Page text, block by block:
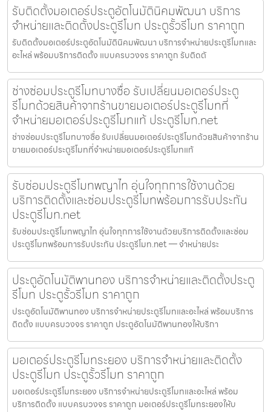
รับติดตั้งมอเตอร์ประตูอัตโนมัตินิคมพัฒนา บริการ
จำหน่ายและติดตั้งประตูรีโมท ประตูรั้วรีโมท ราคาถูก
รับติดตั้งมอเตอร์ประตูอัตโนมัตินิคมพัฒนา บริการจำหน่ายประตูรีโมทและ
อะไหล่ พร้อมบริการติดตั้ง แบบครบวงจร ราคาถูก รับติดตั
ช่างซ่อมประตูรีโมทบางซื่อ รับเปลี่ยนมอเตอร์ประตู
รีโมทด้วยสินค้าจากร้านขายมอเตอร์ประตูรีโมทที่
จำหน่ายมอเตอร์ประตูรีโมทแท้ ประตูรีโมท.net
ช่างซ่อมประตูรีโมทบางซื่อ รับเปลี่ยนมอเตอร์ประตูรีโมทด้วยสินค้าจากร้าน
ขายมอเตอร์ประตูรีโมทที่จำหน่ายมอเตอร์ประตูรีโมทแท้
รับซ่อมประตูรีโมทพญาไท อุ่นใจทุกการใช้งานด้วย
บริการติดตั้งและซ่อมประตูรีโมทพร้อมการรับประกัน
ประตูรีโมท.net
รับซ่อมประตูรีโมทพญาไท อุ่นใจทุกการใช้งานด้วยบริการติดตั้งและซ่อม
ประตูรีโมทพร้อมการรับประกัน ประตูรีโมท.net — จำหน่ายประ
ประตูอัตโนมัติพานทอง บริการจำหน่ายและติดตั้งประตู
รีโมท ประตูรั้วรีโมท ราคาถูก
ประตูอัตโนมัติพานทอง บริการจำหน่ายประตูรีโมทและอะไหล่ พร้อมบริการ
ติดตั้ง แบบครบวงจร ราคาถูก ประตูอัตโนมัติพานทองให้บริกา
มอเตอร์ประตูรีโมทระยอง บริการจำหน่ายและติดตั้ง
ประตูรีโมท ประตูรั้วรีโมท ราคาถูก
มอเตอร์ประตูรีโมทระยอง บริการจำหน่ายประตูรีโมทและอะไหล่ พร้อม
บริการติดตั้ง แบบครบวงจร ราคาถูก มอเตอร์ประตูรีโมทระยองให้บ